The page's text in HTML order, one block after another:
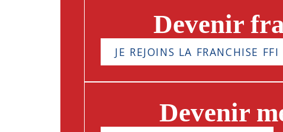
Devenir
JE REJOINS LA FRANCHISE FFI
Devenir